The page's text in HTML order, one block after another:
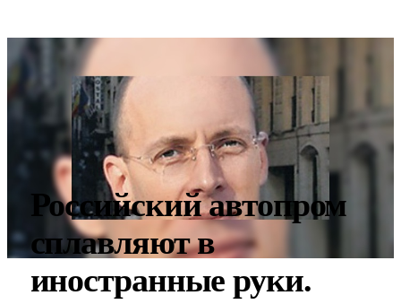
Российский автопром
сплавляют в
иностранные руки.